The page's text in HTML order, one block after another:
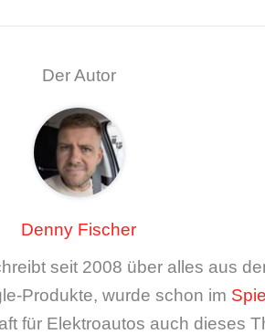
Der Autor
Denny Fischer
seit 2008 über alles aus
Produkte, wurde schon im
für Elektroautos auch dieses